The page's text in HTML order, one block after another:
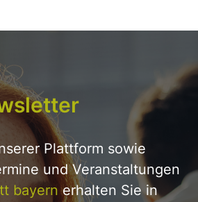
Plattform sowie
und Veranstaltungen
bayernerhalten Sie in